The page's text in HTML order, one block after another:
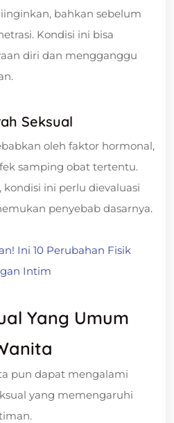
bahkan sebelum
Kondisi ini bisa
diri dan mengganggu
Seksual
oleh faktor hormonal,
samping obat tertentu.
ini perlu dievaluasi
penyebab dasarnya.
Ini 10 Perubahan Fisik
Intim
Yang Umum
pun dapat mengalami
yang memengaruhi